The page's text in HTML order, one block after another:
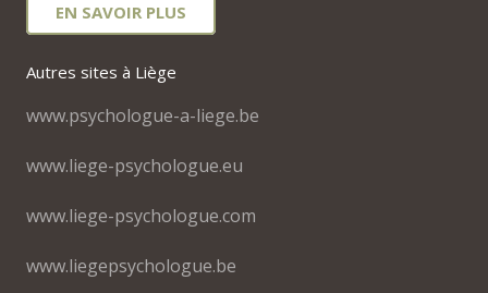
EN SAVOIR PLUS
Autres sites à Liège
www.psychologue-a-liege.be
www.liege-psychologue.eu
www.liege-psychologue.com
www.liegepsychologue.be